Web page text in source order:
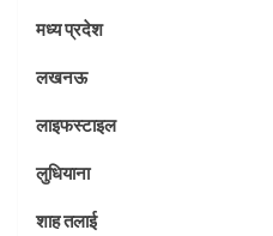
मध्य प्रदेश
लखनऊ
लाइफस्टाइल
लुधियाना
शाह तलाई